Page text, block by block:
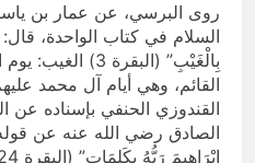
روى البرسي، عن عمار بن
السلام في كتاب الواحدة، قال:
بِالْغَيْبِ” (البقرة
القائم، وهي أيام آل محمد
القندوزي الحنفي بإسناده
الصادق رضي الله عنه عن